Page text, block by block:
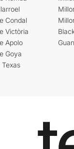
Condal
Victòria
Apolo
Goya
Texas